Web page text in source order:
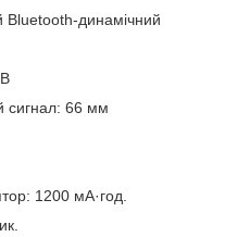
Bluetooth-динамічний
сигнал: 66 мм
1200 мА·год.